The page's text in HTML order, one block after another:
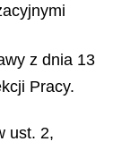
z dnia 13
Pracy.
ust. 2,